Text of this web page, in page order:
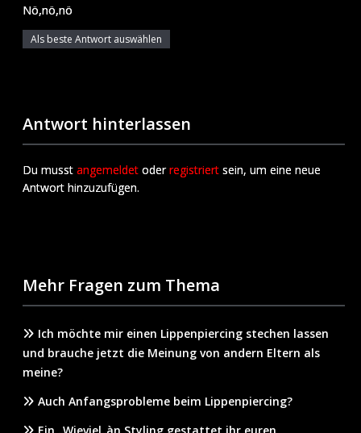
Nö,nö,nö
Als beste Antwort auswählen
Antwort hinterlassen
Du musst angemeldet oderregistriert sein, um eine neue
Antwort hinzuzufügen.
Mehr Fragen zum Thema
Ich möchte mir einen Lippenpiercing stechen lassen
und brauche jetzt die Meinung von andern Eltern als
meine?
Auch Anfangsprobleme beim Lippenpiercing?
Ein „Wieviel„àn Styling gestattet ihr euren